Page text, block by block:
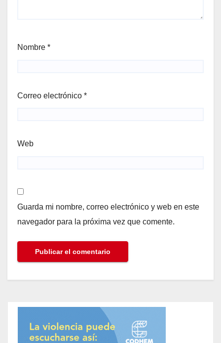
Nombre *
Correo electrónico *
Web
Guarda mi nombre, correo electrónico y web en este
navegador para la próxima vez que comente.